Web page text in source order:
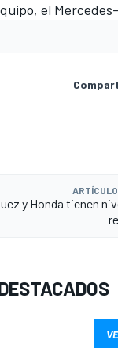
el Mercedes-
y Honda tienen